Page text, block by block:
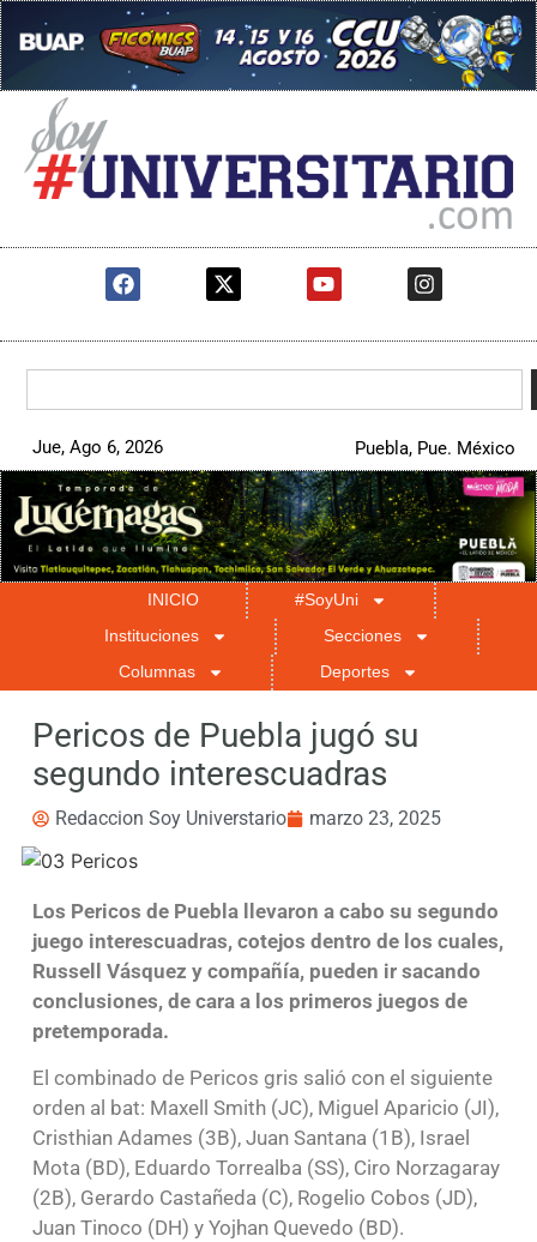
Jue, Ago 6, 2026 Puebla, Pue. México
INICIO
#SoyUni
Instituciones
Secciones
Columnas
Deportes
Pericos de Puebla jugó su
segundo interescuadras
Redaccion Soy Universtario marzo 23, 2025
Los Pericos de Puebla llevaron a cabo su segundo
juego interescuadras, cotejos dentro de los cuales,
Russell Vásquez y compañía, pueden ir sacando
conclusiones, de cara a los primeros juegos de
pretemporada.
El combinado de Pericos gris salió con el siguiente
orden al bat: Maxell Smith (JC), Miguel Aparicio (JI),
Cristhian Adames (3B), Juan Santana (1B), Israel
Mota (BD), Eduardo Torrealba (SS), Ciro Norzagaray
(2B), Gerardo Castañeda (C), Rogelio Cobos (JD),
Juan Tinoco (DH) y Yojhan Quevedo (BD).